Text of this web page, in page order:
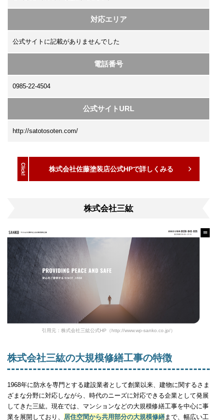
対応エリア
公式サイトに記載がありませんでした
電話番号
0985-22-4504
公式サイトURL
http://satotosoten.com/
株式会社佐藤塗装店公式HPで詳しくみる
株式会社三紘
引用元：株式会社三紘公式HP（http://www.wp-sanko.co.jp/）
株式会社三紘の大規模修繕工事の特徴
1968年に防水を専門とする建設業者として創業以来、建物に関するさま
ざまな分野に対応しながら、時代のニーズに対応できる企業として発展
してきた三紘。現在では、マンションなどの大規模修繕工事を中心に事
業を展開しており、
居住空間から共用部分の大規模修繕まで、幅広い工